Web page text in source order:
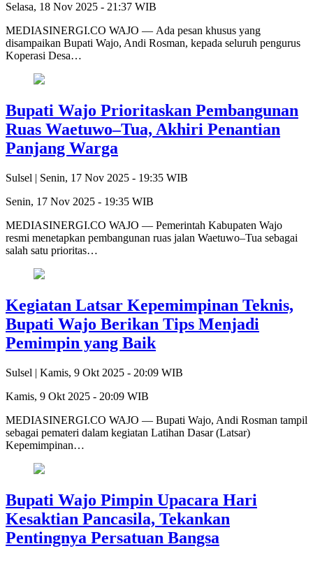
Selasa, 18 Nov 2025 - 21:37 WIB
MEDIASINERGI.CO WAJO — Ada pesan khusus yang
disampaikan Bupati Wajo, Andi Rosman, kepada seluruh pengurus
Koperasi Desa…
Bupati Wajo Prioritaskan Pembangunan
Ruas Waetuwo–Tua, Akhiri Penantian
Panjang Warga
Sulsel | Senin, 17 Nov 2025 - 19:35 WIB
Senin, 17 Nov 2025 - 19:35 WIB
MEDIASINERGI.CO WAJO — Pemerintah Kabupaten Wajo
resmi menetapkan pembangunan ruas jalan Waetuwo–Tua sebagai
salah satu prioritas…
Kegiatan Latsar Kepemimpinan Teknis,
Bupati Wajo Berikan Tips Menjadi
Pemimpin yang Baik
Sulsel | Kamis, 9 Okt 2025 - 20:09 WIB
Kamis, 9 Okt 2025 - 20:09 WIB
MEDIASINERGI.CO WAJO — Bupati Wajo, Andi Rosman tampil
sebagai pemateri dalam kegiatan Latihan Dasar (Latsar)
Kepemimpinan…
Bupati Wajo Pimpin Upacara Hari
Kesaktian Pancasila, Tekankan
Pentingnya Persatuan Bangsa